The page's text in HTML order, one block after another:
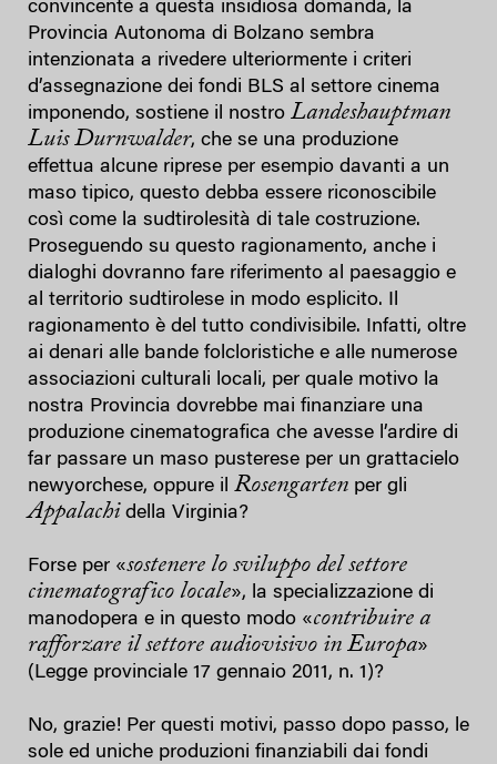
convincente a questa insidiosa domanda, la
Provincia Autonoma di Bolzano sembra
intenzionata a rivedere ulteriormente i criteri
d’assegnazione dei fondi BLS al settore cinema
imponendo, sostiene il nostro Landeshauptman
Luis Durnwalder, che se una produzione
effettua alcune riprese per esempio davanti a un
maso tipico, questo debba essere riconoscibile
così come la sudtirolesità di tale costruzione.
Proseguendo su questo ragionamento, anche i
dialoghi dovranno fare riferimento al paesaggio e
al territorio sudtirolese in modo esplicito. Il
ragionamento è del tutto condivisibile. Infatti, oltre
ai denari alle bande folcloristiche e alle numerose
associazioni culturali locali, per quale motivo la
nostra Provincia dovrebbe mai finanziare una
produzione cinematografica che avesse l’ardire di
far passare un maso pusterese per un grattacielo
newyorchese, oppure il Rosengarten per gli
Appalachi della Virginia?
Forse per «sostenere lo sviluppo del settore
cinematografico locale», la specializzazione di
manodopera e in questo modo «contribuire a
rafforzare il settore audiovisivo in Europa»
(Legge provinciale 17 gennaio 2011, n. 1)?
No, grazie! Per questi motivi, passo dopo passo, le
sole ed uniche produzioni finanziabili dai fondi